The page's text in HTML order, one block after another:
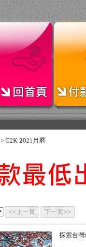
> G2K-2021月曆
<<上一頁 下一頁>>
探索台灣